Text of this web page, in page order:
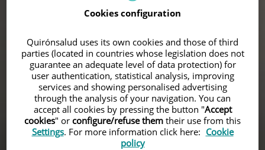
Cookies configuration
Quirónsalud uses its own cookies and those of third
parties (located in countries whose legislation does not
guarantee an adequate level of data protection) for
user authentication, statistical analysis, improving
services and showing personalised advertising
through the analysis of your navigation. You can
accept all cookies by pressing the button "Accept
cookies" or configure/refuse them their use from this
Settings. For more information click here: Cookie
policy